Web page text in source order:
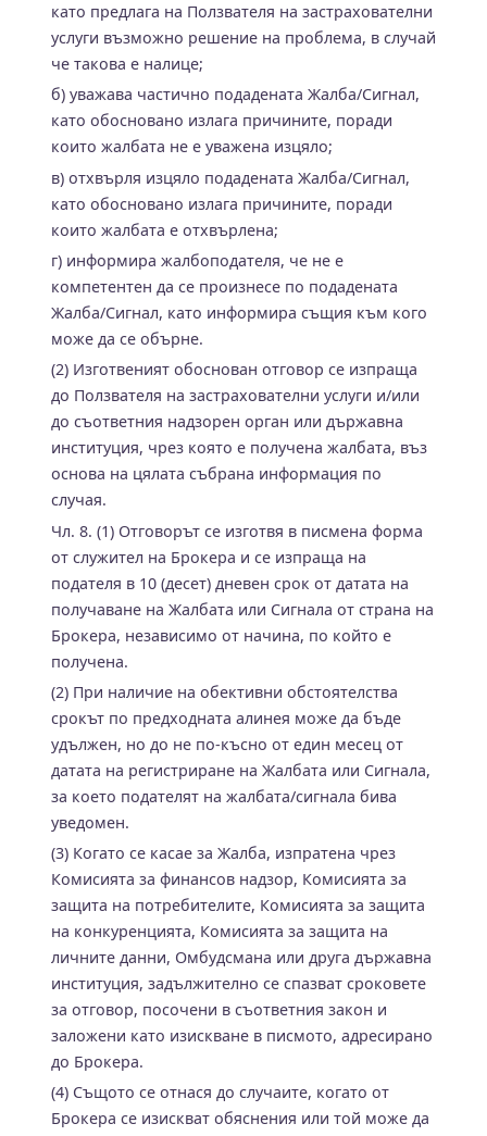
като предлага на Ползвателя на застрахователни
услуги възможно решение на проблема, в случай
че такова е налице;
б) уважава частично подадената Жалба/Сигнал,
като обосновано излага причините, поради
които жалбата не е уважена изцяло;
в) отхвърля изцяло подадената Жалба/Сигнал,
като обосновано излага причините, поради
които жалбата е отхвърлена;
г) информира жалбоподателя, че не е
компетентен да се произнесе по подадената
Жалба/Сигнал, като информира същия към кого
може да се обърне.
(2) Изготвеният обоснован отговор се изпраща
до Ползвателя на застрахователни услуги и/или
до съответния надзорен орган или държавна
институция, чрез която е получена жалбата, въз
основа на цялата събрана информация по
случая.
Чл. 8. (1) Отговорът се изготвя в писмена форма
от служител на Брокерa и се изпраща на
подателя в 10 (десет) дневен срок от датата на
получаване на Жалбата или Сигнала от страна на
Брокера, независимо от начина, по който е
получена.
(2) При наличие на обективни обстоятелства
срокът по предходната алинея може да бъде
удължен, но до не по-късно от един месец от
датата на регистриране на Жалбата или Сигнала,
за което подателят на жалбата/сигнала бива
уведомен.
(3) Когато се касае за Жалба, изпратена чрез
Комисията за финансов надзор, Комисията за
защита на потребителите, Комисията за защита
на конкуренцията, Комисията за защита на
личните данни, Омбудсмана или друга държавна
институция, задължително се спазват сроковете
за отговор, посочени в съответния закон и
заложени като изискване в писмото, адресирано
до Брокера.
(4) Същото се отнася до случаите, когато от
Брокера се изискват обяснения или той може да